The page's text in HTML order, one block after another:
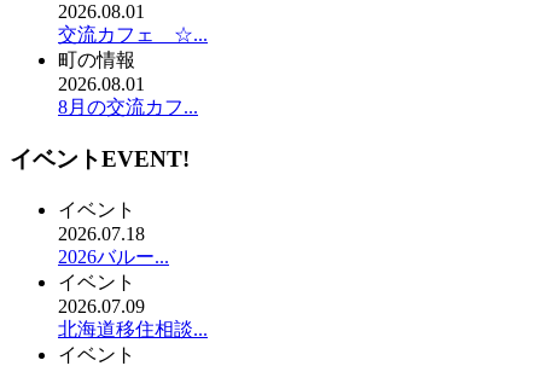
2026.08.01
交流カフェ ☆...
町の情報
2026.08.01
8月の交流カフ...
イベントEVENT!
イベント
2026.07.18
2026バルー...
イベント
2026.07.09
北海道移住相談...
イベント